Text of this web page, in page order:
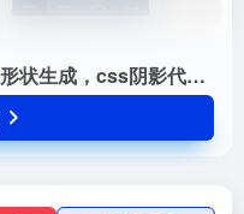
Neumorphism是自定义形状生成，css阴影代码生成。